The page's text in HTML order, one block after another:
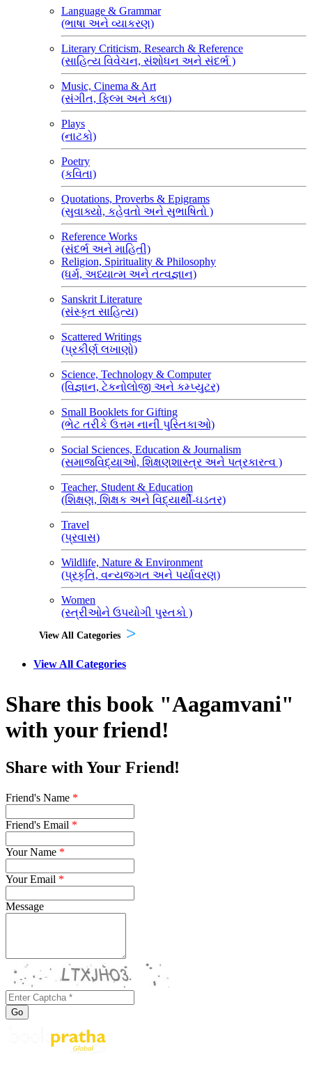
Language & Grammar
(ભાષા અને વ્યાકરણ)
Literary Criticism, Research & Reference
(સાહિત્ય વિવેચન, સંશોધન અને સંદર્ભ )
Music, Cinema & Art
(સંગીત, ફિલ્મ અને કલા)
Plays
(નાટકો)
Poetry
(કવિતા)
Quotations, Proverbs & Epigrams
(સુવાક્યો, કહેવતો અને સુભાષિતો )
Reference Works
(સંદર્ભ અને માહિતી)
Religion, Spirituality & Philosophy
(ધર્મ, અધ્યાત્મ અને તત્વજ્ઞાન)
Sanskrit Literature
(સંસ્કૃત સાહિત્ય)
Scattered Writings
(પ્રકીર્ણ લખાણો)
Science, Technology & Computer
(વિજ્ઞાન, ટેકનોલોજી અને કમ્પ્યુટર)
Small Booklets for Gifting
(ભેટ તરીકે ઉત્તમ નાની પુસ્તિકાઓ)
Social Sciences, Education & Journalism
(સમાજવિદ્યાઓ, શિક્ષણશાસ્ત્ર અને પત્રકારત્વ )
Teacher, Student & Education
(શિક્ષણ, શિક્ષક અને વિદ્યાર્થી-ઘડતર)
Travel
(પ્રવાસ)
Wildlife, Nature & Environment
(પ્રકૃતિ, વન્યજગત અને પર્યાવરણ)
Women
(સ્ત્રીઓને ઉપયોગી પુસ્તકો )
View All Categories
View All Categories
Share this book "Aagamvani"
with your friend!
Share with Your Friend!
Friend's Name *
Friend's Email *
Your Name *
Your Email *
Message
Go